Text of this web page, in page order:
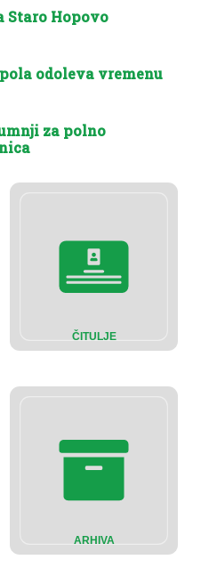
ČITULJE
ARHIVA
Hopovo
odoleva vremenu
za polno